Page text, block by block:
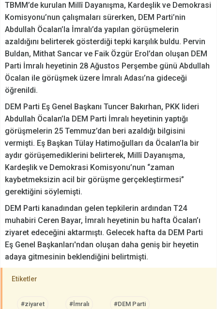
TBMM’de kurulan Millî Dayanışma, Kardeşlik ve Demokrasi
Komisyonu’nun çalışmaları sürerken, DEM Parti’nin
Abdullah Öcalan’la İmralı’da yapılan görüşmelerin
azaldığını belirterek gösterdiği tepki karşılık buldu. Pervin
Buldan, Mithat Sancar ve Faik Özgür Erol’dan oluşan DEM
Parti İmralı heyetinin 28 Ağustos Perşembe günü Abdullah
Öcalan ile görüşmek üzere İmralı Adası’na gideceği
öğrenildi.
DEM Parti Eş Genel Başkanı Tuncer Bakırhan, PKK lideri
Abdullah Öcalan’la DEM Parti İmralı heyetinin yaptığı
görüşmelerin 25 Temmuz’dan beri azaldığı bilgisini
vermişti. Eş Başkan Tülay Hatimoğulları da Öcalan’la bir
aydır görüşemediklerini belirterek, Millî Dayanışma,
Kardeşlik ve Demokrasi Komisyonu’nun “zaman
kaybetmeksizin acil bir görüşme gerçekleştirmesi”
gerektiğini söylemişti.
DEM Parti kanadından gelen tepkilerin ardından T24
muhabiri Ceren Bayar, İmralı heyetinin bu hafta Öcalan’ı
ziyaret edeceğini aktarmıştı. Gelecek hafta da DEM Parti
Eş Genel Başkanları'ndan oluşan daha geniş bir heyetin
adaya gitmesinin beklendiğini belirtmişti.
Etiketler
#ziyaret #İmralı #DEM Parti